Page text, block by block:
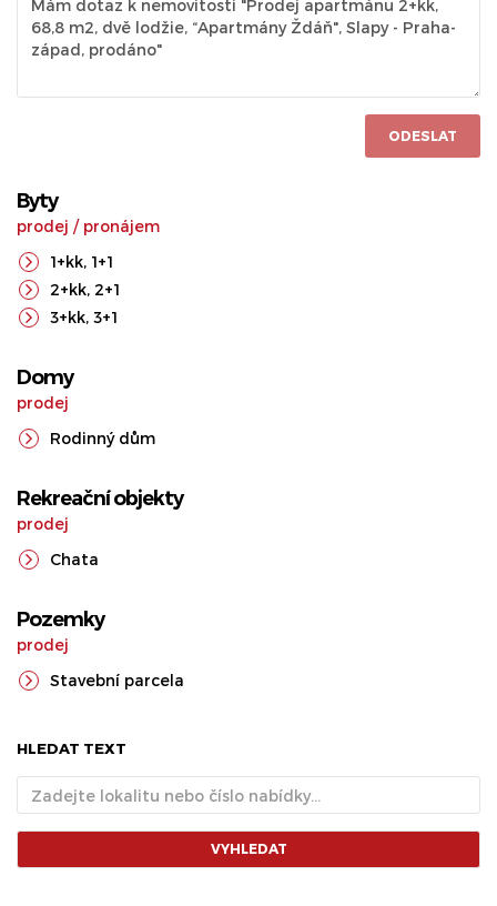
ODESLAT
Byty
prodej / pronájem
1+kk, 1+1
2+kk, 2+1
3+kk, 3+1
Domy
prodej
Rodinný dům
Rekreační objekty
prodej
Chata
Pozemky
prodej
Stavební parcela
HLEDAT TEXT
VYHLEDAT